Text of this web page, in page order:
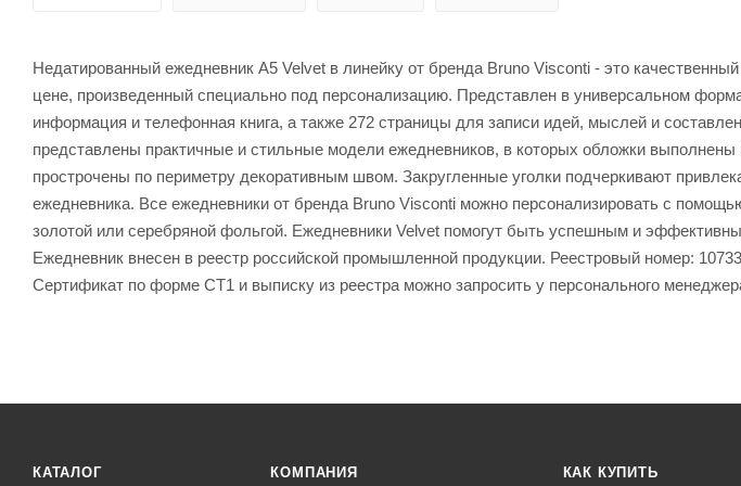
Недатированный ежедневник A5 Velvet в линейку от бренда Bruno Visconti - это
цене, произведенный специально под персонализацию. Представлен в универсальном
информация и телефонная книга, а также 272 страницы для записи идей, мыслей и
представлены практичные и стильные модели ежедневников, в которых обложки
прострочены по периметру декоративным швом. Закругленные уголки подчеркивают
ежедневника. Все ежедневники от бренда Bruno Visconti можно персонализировать с
золотой или серебряной фольгой. Ежедневники Velvet помогут быть успешным и
Ежедневник внесен в реестр российской промышленной продукции. Реестровый номер:
Сертификат по форме СТ1 и выписку из реестра можно запросить у персонального
КАТАЛОГ КОМПАНИЯ КАК КУПИТЬ